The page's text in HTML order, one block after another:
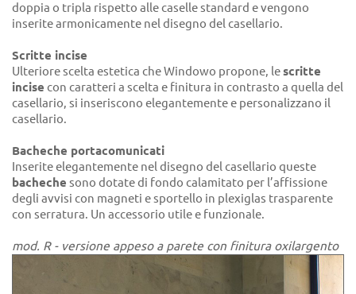
doppia o tripla rispetto alle caselle standard e vengono
inserite armonicamente nel disegno del casellario.
Scritte incise
Ulteriore scelta estetica che Windowo propone, lescritte
incise con caratteri a scelta e finitura in contrasto a quella del
casellario, si inseriscono elegantemente e personalizzano il
casellario.
Bacheche portacomunicati
Inserite elegantemente nel disegno del casellario queste
bacheche sono dotate di fondo calamitato per l’affissione
degli avvisi con magneti e sportello in plexiglas trasparente
con serratura. Un accessorio utile e funzionale.
mod. R - versione appeso a parete con finitura oxilargento